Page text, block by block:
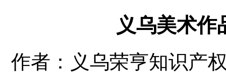
义乌美术作
作者：义乌荣亨知识产